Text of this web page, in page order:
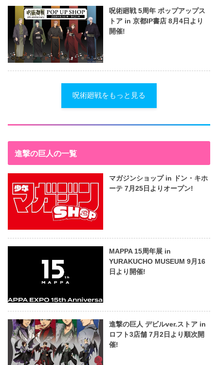
呪術廻戦 5周年 ポップアップス
トア in 京都IP書店 8月4日より
開催!
呪術廻戦をもっと見る
進撃の巨人の一覧
マガジンショップ in ドン・キホ
ーテ 7月25日よりオープン!
MAPPA 15周年展 in
YURAKUCHO MUSEUM 9月16
日より開催!
進撃の巨人 デビルver.ストア in
ロフト3店舗 7月2日より順次開
催!